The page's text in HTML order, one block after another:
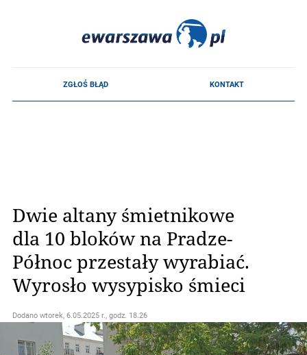
Dwie altany śmietnikowe
dla 10 bloków na Pradze-
Północ przestały wyrabiać.
Wyrosło wysypisko śmieci
Dodano wtorek, 6.05.2025 r., godz. 18.26